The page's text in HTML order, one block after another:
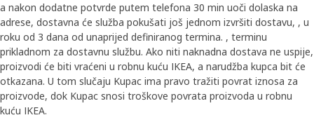
a nakon dodatne potvrde putem telefona 30 min uoči dolaska na
adrese, dostavna će služba pokušati još jednom izvršiti dostavu, , u
roku od 3 dana od unaprijed definiranog termina. , terminu
prikladnom za dostavnu službu. Ako niti naknadna dostava ne uspije,
proizvodi će biti vraćeni u robnu kuću IKEA, a narudžba kupca bit će
otkazana. U tom slučaju Kupac ima pravo tražiti povrat iznosa za
proizvode, dok Kupac snosi troškove povrata proizvoda u robnu
kuću IKEA.